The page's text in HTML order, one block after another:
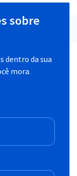
sobre
dentro da sua
mora.